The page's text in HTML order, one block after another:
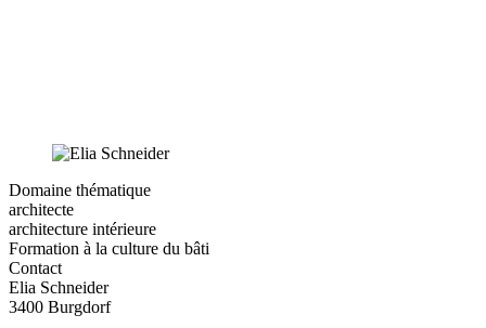
Domaine thématique
architecte
architecture intérieure
Formation à la culture du bâti
Contact
Elia Schneider
3400 Burgdorf